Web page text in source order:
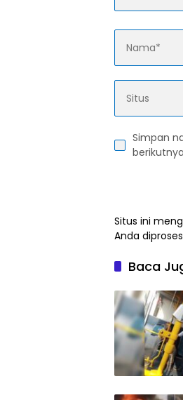
Simpan
Situs ini
Anda diproses
Baca